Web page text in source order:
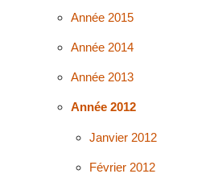
Année 2015
Année 2014
Année 2013
Année 2012
Janvier 2012
Février 2012